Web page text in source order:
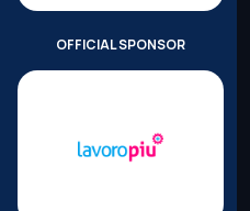
OFFICIAL SPONSOR